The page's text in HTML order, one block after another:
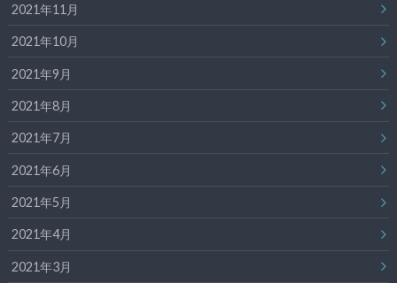
2021年11月
2021年10月
2021年9月
2021年8月
2021年7月
2021年6月
2021年5月
2021年4月
2021年3月